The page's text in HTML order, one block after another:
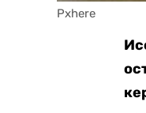
Pxhere